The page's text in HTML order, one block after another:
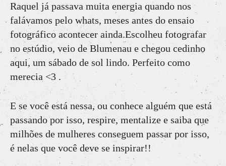
Raquel já passava muita energia quando nos
falávamos pelo whats, meses antes do ensaio
fotográfico acontecer ainda.Escolheu fotografar
no estúdio, veio de Blumenau e chegou cedinho
aqui, um sábado de sol lindo. Perfeito como
merecia <3 .
E se você está nessa, ou conhece alguém que está
passando por isso, respire, mentalize e saiba que
milhões de mulheres conseguem passar por isso,
é nelas que você deve se inspirar!!